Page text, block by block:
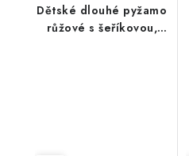
Dětské dlouhé pyžamo
růžové s šeříkovou,